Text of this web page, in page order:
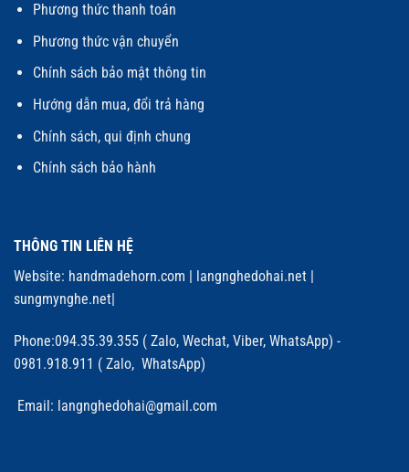
Phương thức thanh toán
Phương thức vận chuyển
Chính sách bảo mật thông tin
Hướng dẫn mua, đổi trả hàng
Chính sách, qui định chung
Chính sách bảo hành
THÔNG TIN LIÊN HỆ
Website: handmadehorn.com | langnghedohai.net |
sungmynghe.net|
Phone:094.35.39.355 ( Zalo, Wechat, Viber, WhatsApp) -
0981.918.911 ( Zalo, WhatsApp)
Email: langnghedohai@gmail.com